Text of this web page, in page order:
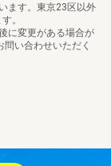
ます。東京23区以外
。
に変更がある場合が
い合わせいただく